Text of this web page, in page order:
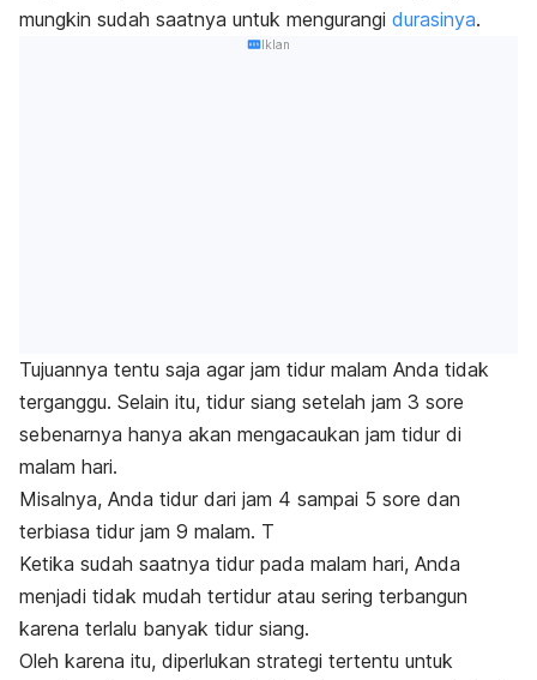
mungkin sudah saatnya untuk mengurangi durasinya.
Iklan
Tujuannya tentu saja agar jam tidur malam Anda tidak
terganggu. Selain itu, tidur siang setelah jam 3 sore
sebenarnya hanya akan mengacaukan jam tidur di
malam hari.
Misalnya, Anda tidur dari jam 4 sampai 5 sore dan
terbiasa tidur jam 9 malam. T
Ketika sudah saatnya tidur pada malam hari, Anda
menjadi tidak mudah tertidur atau sering terbangun
karena terlalu banyak tidur siang.
Oleh karena itu, diperlukan strategi tertentu untuk